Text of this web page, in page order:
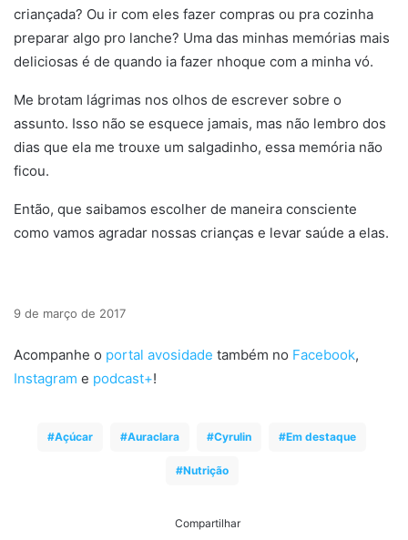
criançada? Ou ir com eles fazer compras ou pra cozinha
preparar algo pro lanche? Uma das minhas memórias mais
deliciosas é de quando ia fazer nhoque com a minha vó.
Me brotam lágrimas nos olhos de escrever sobre o
assunto. Isso não se esquece jamais, mas não lembro dos
dias que ela me trouxe um salgadinho, essa memória não
ficou.
Então, que saibamos escolher de maneira consciente
como vamos agradar nossas crianças e levar saúde a elas.
9 de março de 2017
Acompanhe o portal avosidade também no Facebook,
Instagram e podcast+!
Açúcar Auraclara Cyrulin Em destaque
Nutrição
Compartilhar